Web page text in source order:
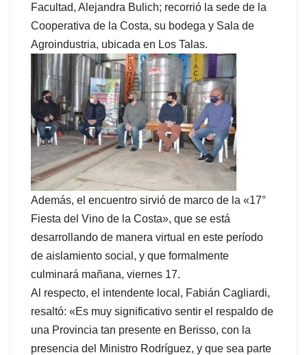
Facultad, Alejandra Bulich; recorrió la sede de la
Cooperativa de la Costa, su bodega y Sala de
Agroindustria, ubicada en Los Talas.
Además, el encuentro sirvió de marco de la «17°
Fiesta del Vino de la Costa», que se está
desarrollando de manera virtual en este período
de aislamiento social, y que formalmente
culminará mañana, viernes 17.
Al respecto, el intendente local, Fabián Cagliardi,
resaltó: «Es muy significativo sentir el respaldo de
una Provincia tan presente en Berisso, con la
presencia del Ministro Rodríguez, y que sea parte